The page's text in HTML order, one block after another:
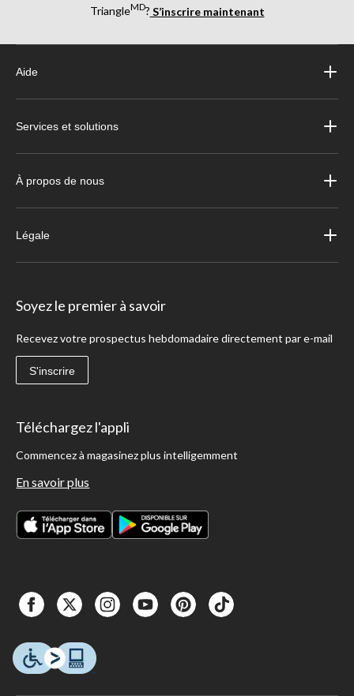
TriangleMD? S’inscrire maintenant
Aide
Services et solutions
À propos de nous
Légale
Soyez le premier à savoir
Recevez votre prospectus hebdomadaire directement par e-mail
S'inscrire
Téléchargez l'appli
Commencez à magasinez plus intelligemment
En savoir plus